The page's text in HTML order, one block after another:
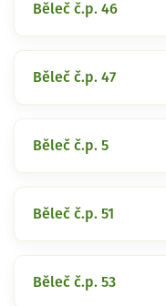
Běleč č.p. 46
Běleč č.p. 47
Běleč č.p. 5
Běleč č.p. 51
Běleč č.p. 53